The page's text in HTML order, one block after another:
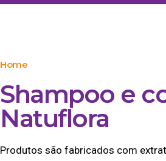
Home
Shampoo e
Natuflora
Produtos são fabricados com